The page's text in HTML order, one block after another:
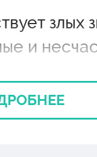
злых
и
можно